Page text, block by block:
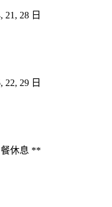
21, 28 日
22, 29 日
休息 **